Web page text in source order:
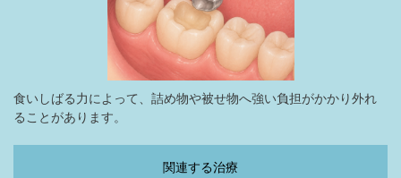
食いしばる力によって、詰め物や被せ物へ強い負担がかかり外れ
ることがあります。
関連する治療